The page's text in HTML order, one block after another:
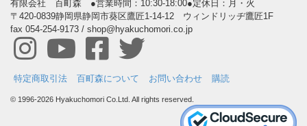
有限会社 百町森 ●営業時間：10:30-18:00●定休日：月・火
〒420-0839静岡県静岡市葵区鷹匠1-14-12 ウィンドリッヂ鷹匠1F
fax 054-254-9173 / shop@hyakuchomori.co.jp
特定商取引法 百町森について お問い合わせ 購読
© 1996-2026 Hyakuchomori Co.Ltd. All rights reserved.